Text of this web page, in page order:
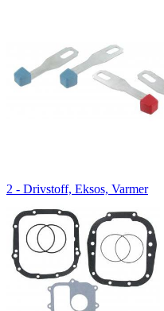
2 - Drivstoff, Eksos, Varmer